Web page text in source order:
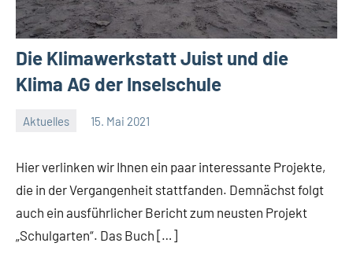
Die Klimawerkstatt Juist und die
Klima AG der Inselschule
Aktuelles 15. Mai 2021
Hier verlinken wir Ihnen ein paar interessante Projekte,
die in der Vergangenheit stattfanden. Demnächst folgt
auch ein ausführlicher Bericht zum neusten Projekt
„Schulgarten“. Das Buch […]